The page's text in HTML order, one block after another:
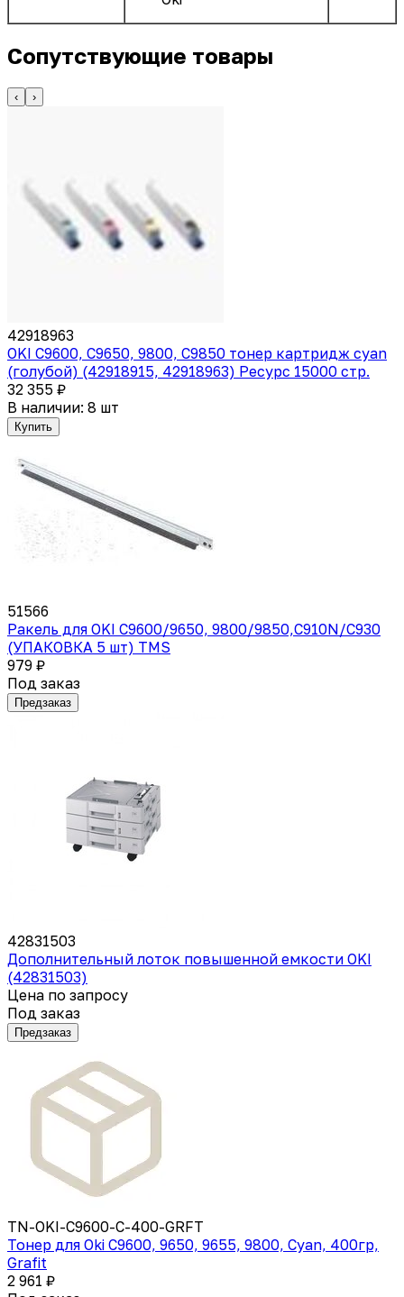
Сопутствующие товары
‹ ›
42918963
OKI C9600, C9650, 9800, C9850 тонер картридж cyan
(голубой) (42918915, 42918963) Ресурс 15000 стр.
32 355 ₽
В наличии: 8 шт
Купить
51566
Ракель для OKI C9600/9650, 9800/9850,C910N/C930
(УПАКОВКА 5 шт) TMS
979 ₽
Под заказ
Предзаказ
42831503
Дополнительный лоток повышенной емкости OKI
(42831503)
Цена по запросу
Под заказ
Предзаказ
TN-OKI-C9600-C-400-GRFT
Тонер для Oki C9600, 9650, 9655, 9800, Cyan, 400гр,
Grafit
2 961 ₽